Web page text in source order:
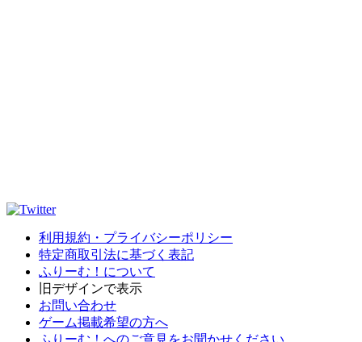
利用規約・プライバシーポリシー
特定商取引法に基づく表記
ふりーむ！について
旧デザインで表示
お問い合わせ
ゲーム掲載希望の方へ
ふりーむ！へのご意見をお聞かせください